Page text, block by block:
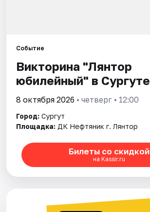
Событие
Викторина "Лянтор
юбилейный" в Сургуте
8 октября 2026 • четверг • 12:00
Город: Сургут
Площадка: ДК Нефтяник г. Лянтор
Билеты со скидкой
на Kassir.ru